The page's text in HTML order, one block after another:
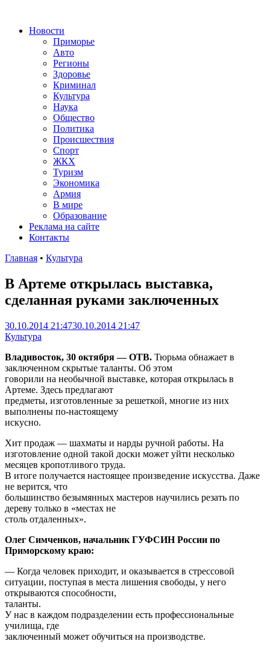
Новости
Приморье
Авто
Регионы
Здоровье
Криминал
Культура
Наука
Общество
Политика
Происшествия
Спорт
ЖКХ
Туризм
Экономика
Армия
В мире
Образование
Реклама на сайте
Контакты
Главная • Культура
В Артеме открылась выставка,
сделанная руками заключенных
30.10.2014 21:4730.10.2014 21:47
Культура
Владивосток, 30 октября — ОТВ. Тюрьма обнажает в
заключенном скрытые таланты. Об этом
говорили на необычной выставке, которая открылась в
Артеме. Здесь предлагают
предметы, изготовленные за решеткой, многие из них
выполнены по-настоящему
искусно.
Хит продаж — шахматы и нарды ручной работы. На
изготовление одной такой доски может уйти несколько
месяцев кропотливого труда.
В итоге получается настоящее произведение искусства. Даже
не верится, что
большинство безымянных мастеров научились резать по
дереву только в «местах не
столь отдаленных».
Олег Симченков, начальник ГУФСИН России по
Приморскому краю:
— Когда человек приходит, и оказывается в стрессовой
ситуации, поступая в места лишения свободы, у него
открываются способности,
таланты.
У нас в каждом подразделении есть профессиональные
училища, где
заключенный может обучиться на производстве.